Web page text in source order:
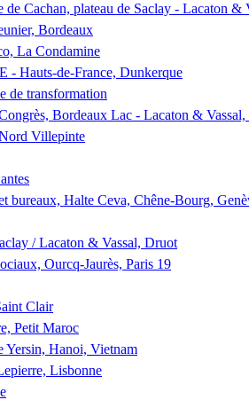
de Cachan, plateau de Saclay - Lacaton &
Bordeaux
La Condamine
Hauts-de-France, Dunkerque
de transformation
Bordeaux Lac - Lacaton &
Villepinte
bureaux, Halte Ceva, Chêne-Bourg,
/ Lacaton & Vassal, Druot
Ourcq-Jaurès, Paris 19
Clair
Petit Maroc
Yersin, Hanoi, Vietnam
Lisbonne